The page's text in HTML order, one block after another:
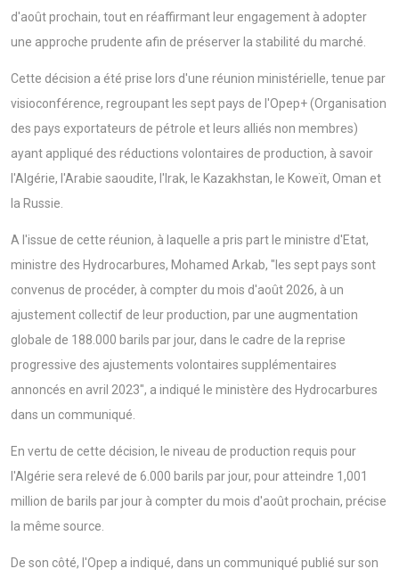
d'août prochain, tout en réaffirmant leur engagement à adopter
une approche prudente afin de préserver la stabilité du marché.
Cette décision a été prise lors d'une réunion ministérielle, tenue par
visioconférence, regroupant les sept pays de l'Opep+ (Organisation
des pays exportateurs de pétrole et leurs alliés non membres)
ayant appliqué des réductions volontaires de production, à savoir
l'Algérie, l'Arabie saoudite, l'Irak, le Kazakhstan, le Koweït, Oman et
la Russie.
A l'issue de cette réunion, à laquelle a pris part le ministre d'Etat,
ministre des Hydrocarbures, Mohamed Arkab, "les sept pays sont
convenus de procéder, à compter du mois d'août 2026, à un
ajustement collectif de leur production, par une augmentation
globale de 188.000 barils par jour, dans le cadre de la reprise
progressive des ajustements volontaires supplémentaires
annoncés en avril 2023", a indiqué le ministère des Hydrocarbures
dans un communiqué.
En vertu de cette décision, le niveau de production requis pour
l'Algérie sera relevé de 6.000 barils par jour, pour atteindre 1,001
million de barils par jour à compter du mois d'août prochain, précise
la même source.
De son côté, l'Opep a indiqué, dans un communiqué publié sur son